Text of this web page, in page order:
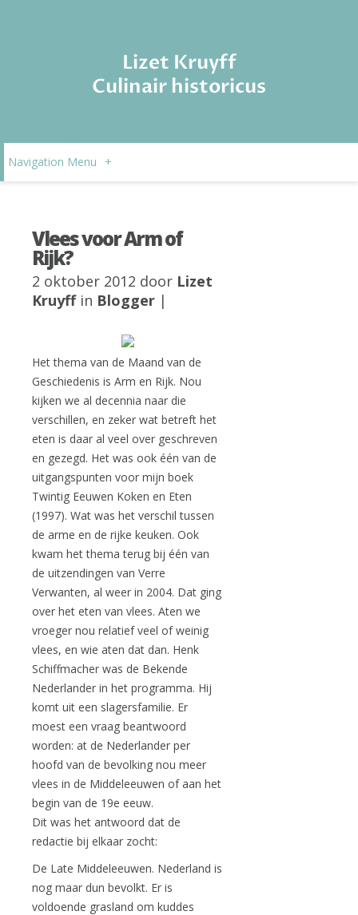
Lizet Kruyff
Culinair historicus
Navigation Menu +
Vlees voor Arm of
Rijk?
2 oktober 2012 door Lizet
Kruyffin Blogger |
Het thema van de Maand van de
Geschiedenis is Arm en Rijk. Nou
kijken we al decennia naar die
verschillen, en zeker wat betreft het
eten is daar al veel over geschreven
en gezegd. Het was ook één van de
uitgangspunten voor mijn boek
Twintig Eeuwen Koken en Eten
(1997). Wat was het verschil tussen
de arme en de rijke keuken. Ook
kwam het thema terug bij één van
de uitzendingen van Verre
Verwanten, al weer in 2004. Dat ging
over het eten van vlees. Aten we
vroeger nou relatief veel of weinig
vlees, en wie aten dat dan. Henk
Schiffmacher was de Bekende
Nederlander in het programma. Hij
komt uit een slagersfamilie. Er
moest een vraag beantwoord
worden: at de Nederlander per
hoofd van de bevolking nou meer
vlees in de Middeleeuwen of aan het
begin van de 19e eeuw.
Dit was het antwoord dat de
redactie bij elkaar zocht:
De Late Middeleeuwen. Nederland is
nog maar dun bevolkt. Er is
voldoende grasland om kuddes